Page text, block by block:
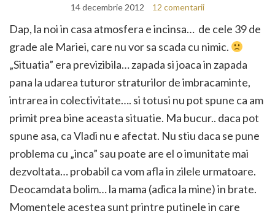
14 decembrie 2012 12 comentarii
Dap, la noi in casa atmosfera e incinsa… de cele 39 de
grade ale Mariei, care nu vor sa scada cu nimic.
„Situatia” era previzibila… zapada si joaca in zapada
pana la udarea tuturor straturilor de imbracaminte,
intrarea in colectivitate…. si totusi nu pot spune ca am
primit prea bine aceasta situatie. Ma bucur.. daca pot
spune asa, ca Vladi nu e afectat. Nu stiu daca se pune
problema cu „inca” sau poate are el o imunitate mai
dezvoltata… probabil ca vom afla in zilele urmatoare.
Deocamdata bolim… la mama (adica la mine) in brate.
Momentele acestea sunt printre putinele in care